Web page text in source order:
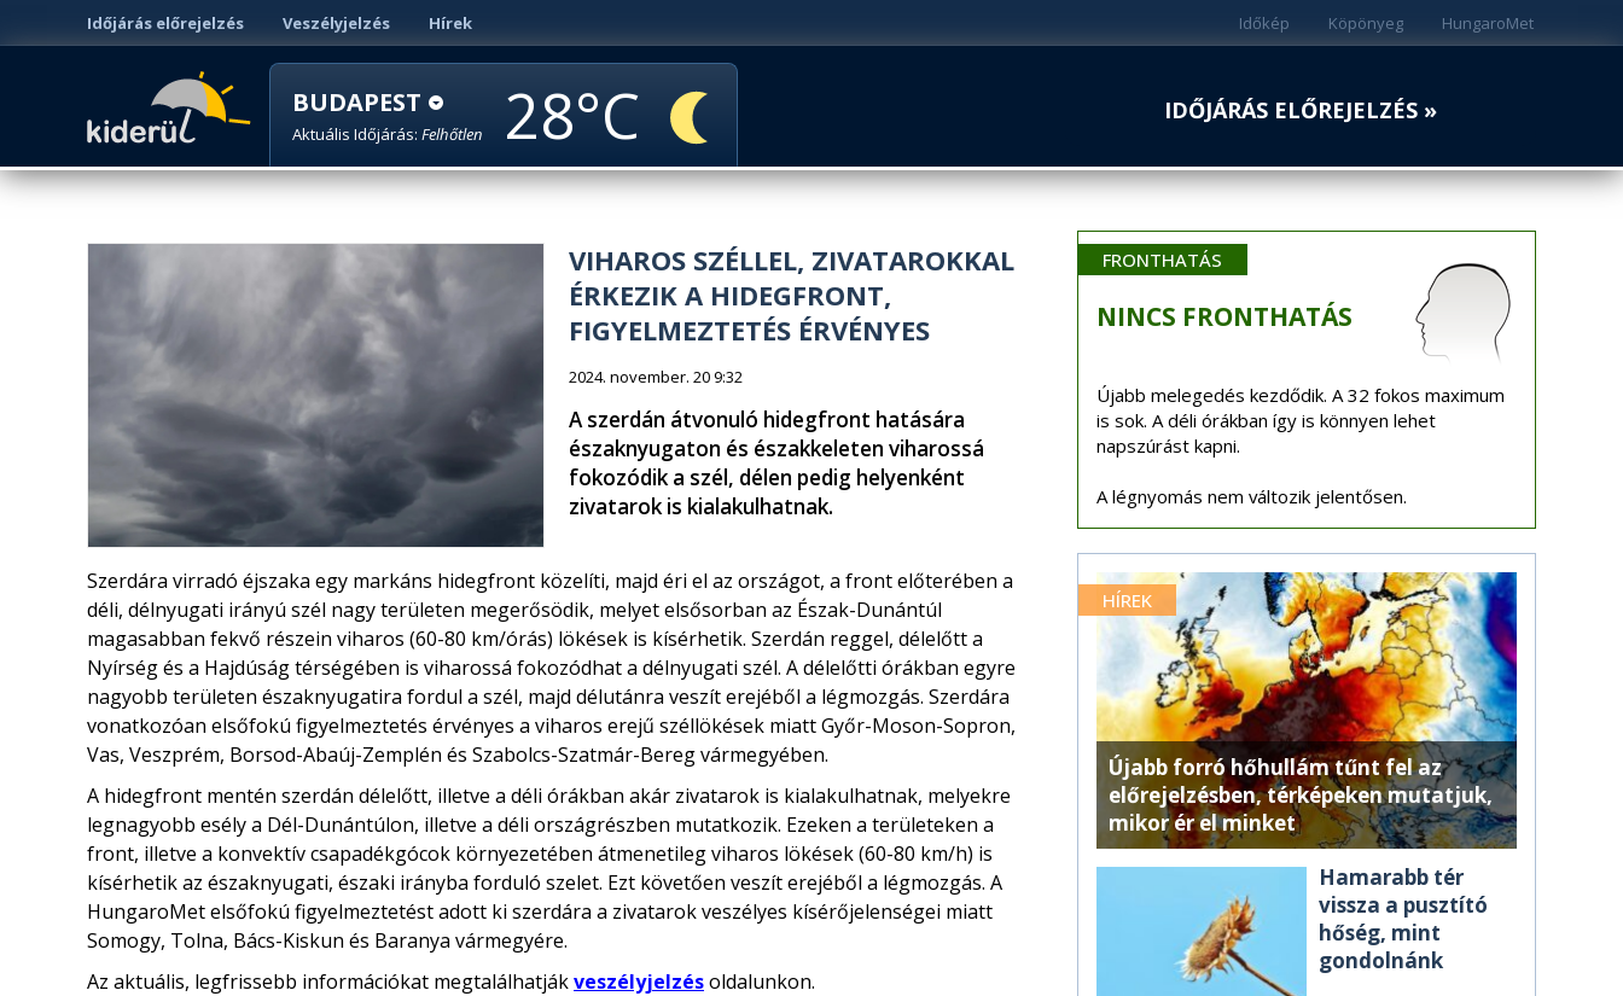
Időjárás előrejelzés Veszélyjelzés Hírek HungaroMet
Köpönyeg
Időkép
BUDAPEST
Aktuális Időjárás: Felhőtlen 28 IDŐJÁRÁS ELŐREJELZÉS »
VIHAROS SZÉLLEL, ZIVATAROKKAL
ÉRKEZIK A HIDEGFRONT,
FIGYELMEZTETÉS ÉRVÉNYES
2024. november. 20 9:32
A szerdán átvonuló hidegfront hatására
északnyugaton és északkeleten viharossá
fokozódik a szél, délen pedig helyenként
zivatarok is kialakulhatnak.
Szerdára virradó éjszaka egy markáns hidegfront közelíti, majd éri el az országot, a front előterében a
déli, délnyugati irányú szél nagy területen megerősödik, melyet elsősorban az Észak-Dunántúl
magasabban fekvő részein viharos (60-80 km/órás) lökések is kísérhetik. Szerdán reggel, délelőtt a
Nyírség és a Hajdúság térségében is viharossá fokozódhat a délnyugati szél. A délelőtti órákban egyre
nagyobb területen északnyugatira fordul a szél, majd délutánra veszít erejéből a légmozgás. Szerdára
vonatkozóan elsőfokú figyelmeztetés érvényes a viharos erejű széllökések miatt Győr-Moson-Sopron,
Vas, Veszprém, Borsod-Abaúj-Zemplén és Szabolcs-Szatmár-Bereg vármegyében.
A hidegfront mentén szerdán délelőtt, illetve a déli órákban akár zivatarok is kialakulhatnak, melyekre
legnagyobb esély a Dél-Dunántúlon, illetve a déli országrészben mutatkozik. Ezeken a területeken a
front, illetve a konvektív csapadékgócok környezetében átmenetileg viharos lökések (60-80 km/h) is
kísérhetik az északnyugati, északi irányba forduló szelet. Ezt követően veszít erejéből a légmozgás. A
HungaroMet elsőfokú figyelmeztetést adott ki szerdára a zivatarok veszélyes kísérőjelenségei miatt
Somogy, Tolna, Bács-Kiskun és Baranya vármegyére.
Az aktuális, legfrissebb információkat megtalálhatjákveszélyjelzésoldalunkon.
FRONTHATÁS
NINCS FRONTHATÁS
Újabb melegedés kezdődik. A 32 fokos maximum
is sok. A déli órákban így is könnyen lehet
napszúrást kapni.
A légnyomás nem változik jelentősen.
HÍREK
Újabb forró hőhullám tűnt fel az
előrejelzésben, térképeken mutatjuk,
mikor ér el minket
Hamarabb tér
vissza a pusztító
hőség, mint
gondolnánk